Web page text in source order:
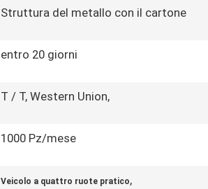
Struttura del metallo con il cartone
entro 20 giorni
T / T, Western Union,
1000 Pz/mese
Veicolo a quattro ruote pratico,